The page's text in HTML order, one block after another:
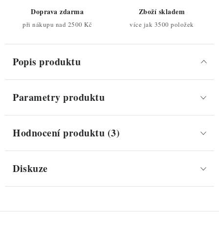
Doprava zdarma
při nákupu nad 2500 Kč
Zboží skladem
více jak 3500 položek
Popis produktu
Parametry produktu
Hodnocení produktu (3)
Diskuze